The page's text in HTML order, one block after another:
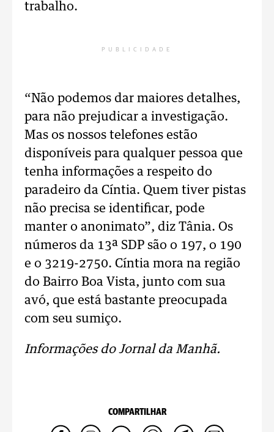
trabalho.
PUBLICIDADE
“Não podemos dar maiores detalhes,
para não prejudicar a investigação.
Mas os nossos telefones estão
disponíveis para qualquer pessoa que
tenha informações a respeito do
paradeiro da Cíntia. Quem tiver pistas
não precisa se identificar, pode
manter o anonimato”, diz Tânia. Os
números da 13ª SDP são o 197, o 190
e o 3219-2750. Cíntia mora na região
do Bairro Boa Vista, junto com sua
avó, que está bastante preocupada
com seu sumiço.
Informações do Jornal da Manhã.
COMPARTILHAR